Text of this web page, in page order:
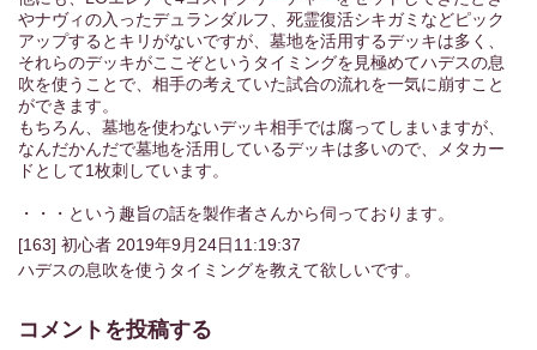
やナヴィの入ったデュランダルフ、死霊復活シキガミなどピック
アップするとキリがないですが、墓地を活用するデッキは多く、
それらのデッキがここぞというタイミングを見極めてハデスの息
吹を使うことで、相手の考えていた試合の流れを一気に崩すこと
ができます。
もちろん、墓地を使わないデッキ相手では腐ってしまいますが、
なんだかんだで墓地を活用しているデッキは多いので、メタカー
ドとして1枚刺しています。
・・・という趣旨の話を製作者さんから伺っております。
[163] 初心者 2019年9月24日11:19:37
ハデスの息吹を使うタイミングを教えて欲しいです。
コメントを投稿する